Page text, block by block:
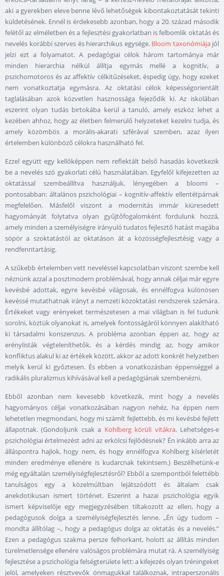
aki a gyerekben eleve benne lévő lehetőségek kibontakoztatását tekinti
küldetésének. Ennél is érdekesebb azonban, hogy a 20. század második
felétől az elméletben és a fejlesztési gyakorlatban is felbomlik oktatás és
nevelés korábbi szerves és hierarchikus egysége. Bloom taxonómiájajól
jelzi ezt a folyamatot. A pedagógiai célok három tartománya már
minden hierarchia nélkül állítja egymás mellé a kognitív, a
pszichomotoros és az affektív célkitűzéseket, éspedig úgy, hogy ezeket
nem vonatkoztatja egymásra. Az oktatási célok képességorientált
taglalásában azok közvetlen hasznossága fejeződik ki. Az iskolában
eszerint olyan tudás birtokába kerül a tanuló, amely eszköz lehet a
kezében ahhoz, hogy az életben felmerülő helyzeteket kezelni tudja, és
amely közömbös a morális-akarati szférával szemben, azaz ilyen
értelemben különböző célokra használható fel.
Ezzel együtt egy kellőképpen nem reflektált belső hasadás következik
be a nevelés szó gyakorlati célú használatában. Egyfelől kifejezetten az
oktatással szembeállítva használjuk, lényegében a bloomi –
pontosabban: általános pszichológiai – kognitív-affektív ellentétpárnak
megfelelően. Másfelől viszont a modernitás immár kiüresedett
hagyományát folytatva olyan gyűjtőfogalomként fordulunk hozzá,
amely minden a személyiségre irányuló tudatos fejlesztő hatást magába
söpör a szoktatástól az oktatáson át a közösségfejlesztésig vagy a
rendfenntartásig.
A szűkebb értelemben vett neveléssel kapcsolatban viszont szembe kell
néznünk azzal a posztmodern problémával, hogy annak céljai már egyre
kevésbé adottak, egyre kevésbé világosak, és ennélfogva különösen
kevéssé mutathatnak irányt a nemzeti közoktatási rendszerek számára.
Értékeket vagy erényeket természetesen a mai világban is fel tudunk
sorolni, köztük olyanokat is, amelyek fontosságáról könnyen alakítható
ki társadalmi konszenzus. A probléma azonban éppen az, hogy az
erénylisták végteleníthetők, és a kérdés mindig az, hogy amikor
konfliktus alakul ki az értékek között, akkor az adott konkrét helyzetben
melyik kerül ki győztesen. És ebben a vonatkozásban éppenséggel a
radikális pluralizmus kihívásával kell a pedagógiának szembenézni.
Ebből azonban nem kevesebb következik, mint hogy a nevelés
hagyományos céljai vonatkozásában nagyon nehéz, ha éppen nem
lehetetlen megmondani, hogy mi számít fejlettebb, és mi kevésbé fejlett
állapotnak. (Gondoljunk csak a Kohlberg körüli vitákra. Lehetséges-e
pszichológiai értelmezést adni az erkölcsi fejlődésnek? Én inkább arra az
álláspontra hajlok, hogy nem, és hogy ennélfogva Kohlberg kísérletét
minden eredménye ellenére is kudarcnak tekintsem.) Beszélhetünk-e
még egyáltalán személyiségfejlesztésről? Ebből a szempontból felettébb
tanulságos egy a közelmúltban lejátszódott és általam csak
anekdotikusan ismert történet. Eszerint a hazai pszichológia egyik
ismert képviselője egy megjegyzésében tiltakozott az ellen, hogy a
pedagógusok dolga a személyiségfejlesztés lenne. „Én úgy tudom –
mondta állítólag –, hogy a pedagógus dolga az oktatás és a nevelés.”
Ezen a pedagógus szakma persze felhorkant, holott az állítás minden
türelmetlensége ellenére valóságos problémára mutat rá. A személyiség
fejlesztése a pszichológia felségterülete lett: a kifejezés olyan tréningeket
jelöl, amelyeken résztvevők önmagukkal találkoznak, intraperszonális